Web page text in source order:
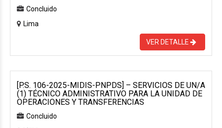
Concluido
Lima
VER DETALLE
[P.S. 106-2025-MIDIS-PNPDS] – SERVICIOS DE UN/A
(1) TÉCNICO ADMINISTRATIVO PARA LA UNIDAD DE
OPERACIONES Y TRANSFERENCIAS
Concluido